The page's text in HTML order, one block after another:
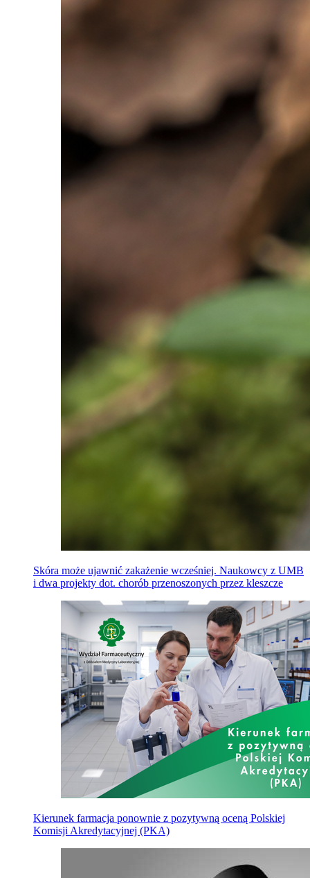
Skóra może ujawnić zakażenie wcześniej. Naukowcy z UMB
i dwa projekty dot. chorób przenoszonych przez kleszcze
Kierunek farmacja ponownie z pozytywną oceną Polskiej
Komisji Akredytacyjnej (PKA)